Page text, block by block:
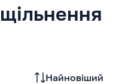
Найновіший